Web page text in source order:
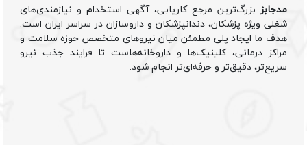
مدجابزبزرگ‌ترین مرجع کاریابی، آگهی استخدام و نیازمندی‌های
شغلی ویژه پزشکان، دندانپزشکان و داروسازان در سراسر ایران است.
هدف ما ایجاد پلی مطمئن میان نیروهای متخصص حوزه سلامت و
مراکز درمانی، کلینیک‌ها و داروخانه‌هاست تا فرایند جذب نیرو
سریع‌تر، دقیق‌تر و حرفه‌ای‌تر انجام شود.